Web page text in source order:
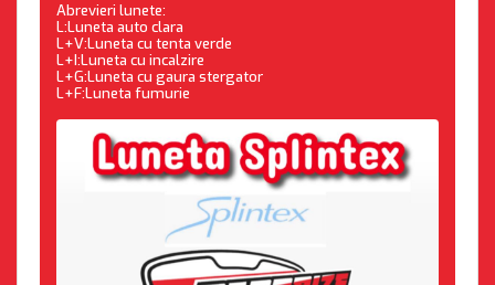
Abrevieri lunete:
L:Luneta auto clara
L+V:Luneta cu tenta verde
L+I:Luneta cu incalzire
L+G:Luneta cu gaura stergator
L+F:Luneta fumurie